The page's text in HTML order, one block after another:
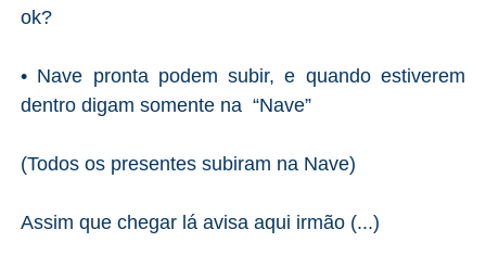
ok?
• Nave pronta podem subir, e quando estiverem
dentro digam somente na “Nave”
(Todos os presentes subiram na Nave)
Assim que chegar lá avisa aqui irmão (...)